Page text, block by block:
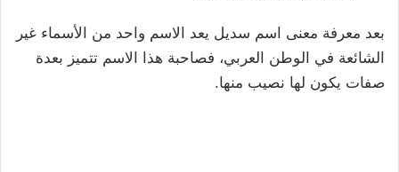
بعد معرفة معنى اسم سديل يعد الاسم واحد من الأسماء غير
الشائعة في الوطن العربي، فصاحبة هذا الاسم تتميز بعدة
صفات يكون لها نصيب منها.